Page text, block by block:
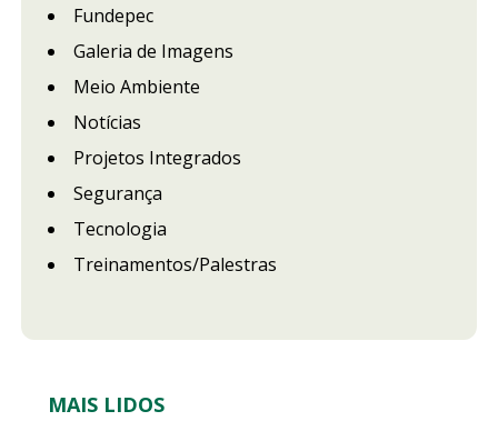
Fundepec
Galeria de Imagens
Meio Ambiente
Notícias
Projetos Integrados
Segurança
Tecnologia
Treinamentos/Palestras
MAIS LIDOS